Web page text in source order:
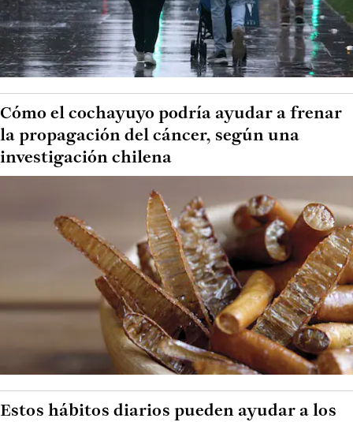
Cómo el cochayuyo podría ayudar a frenar
la propagación del cáncer, según una
investigación chilena
Estos hábitos diarios pueden ayudar a los